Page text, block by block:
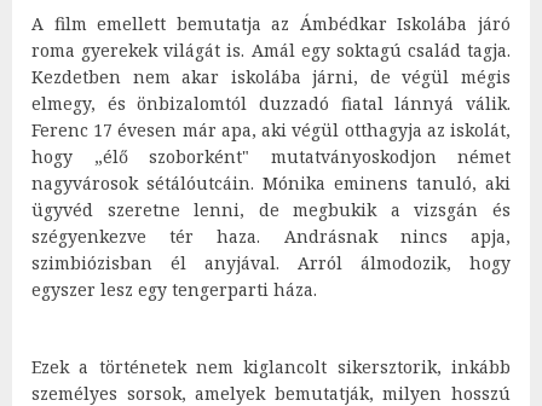
A film emellett bemutatja az Ámbédkar Iskolába járó
roma gyerekek világát is. Amál egy soktagú család tagja.
Kezdetben nem akar iskolába járni, de végül mégis
elmegy, és önbizalomtól duzzadó fiatal lánnyá válik.
Ferenc 17 évesen már apa, aki végül otthagyja az iskolát,
hogy „élő szoborként" mutatványoskodjon német
nagyvárosok sétálóutcáin. Mónika eminens tanuló, aki
ügyvéd szeretne lenni, de megbukik a vizsgán és
szégyenkezve tér haza. Andrásnak nincs apja,
szimbiózisban él anyjával. Arról álmodozik, hogy
egyszer lesz egy tengerparti háza.
Ezek a történetek nem kiglancolt sikersztorik, inkább
személyes sorsok, amelyek bemutatják, milyen hosszú